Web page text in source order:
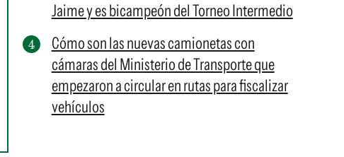
Jaime y es bicampeón del Torneo Intermedio
Cómo son las nuevas camionetas con
cámaras del Ministerio de Transporte que
empezaron a circular en rutas para fiscalizar
vehículos